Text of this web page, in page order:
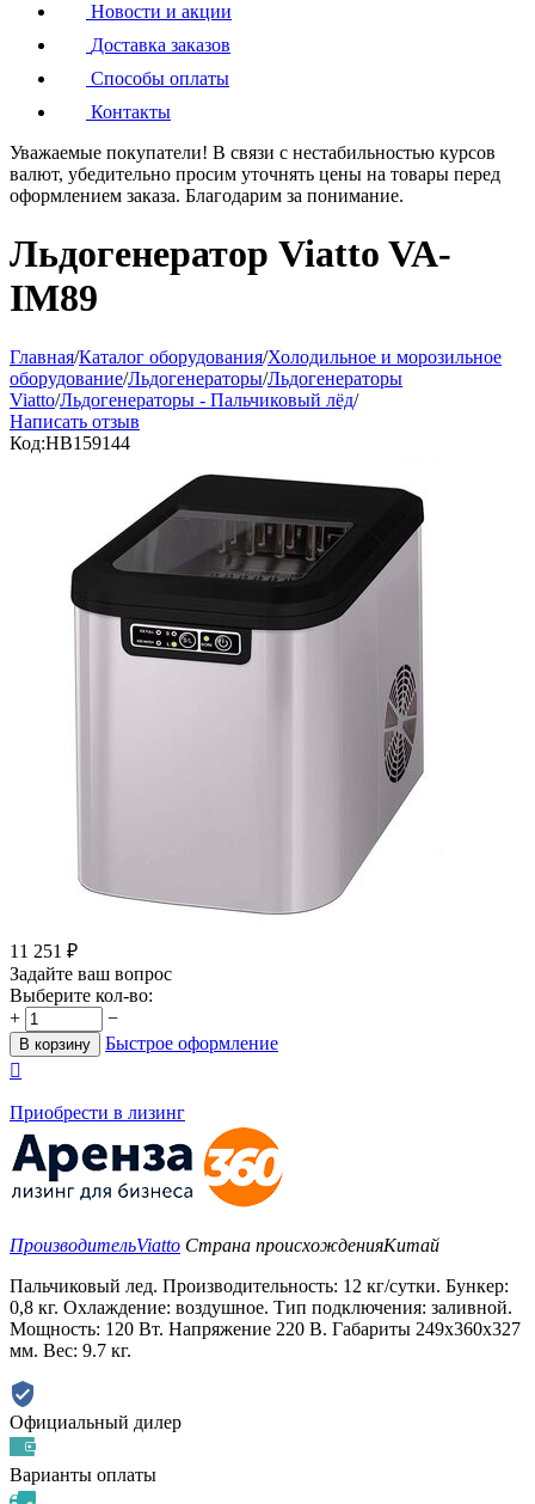
Новости и акции
Доставка заказов
Способы оплаты
Контакты
Уважаемые покупатели! В связи с нестабильностью курсов
валют, убедительно просим уточнять цены на товары перед
оформлением заказа. Благодарим за понимание.
Льдогенератор Viatto VA-
IM89
Главная/Каталог оборудования/Холодильное и морозильное
оборудование/Льдогенераторы/Льдогенераторы
Viatto/Льдогенераторы - Пальчиковый лёд/
Написать отзыв
Код:HB159144
11 251 ₽
Задайте ваш вопрос
Выберите кол-во:
+
−
В корзину
Быстрое оформление

Приобрести в лизинг
ПроизводительViatto Страна происхожденияКитай
Пальчиковый лед. Производительность: 12 кг/сутки. Бункер:
0,8 кг. Охлаждение: воздушное. Тип подключения: заливной.
Мощность: 120 Вт. Напряжение 220 В. Габариты 249х360х327
мм. Вес: 9.7 кг.
Официальный дилер
Варианты оплаты